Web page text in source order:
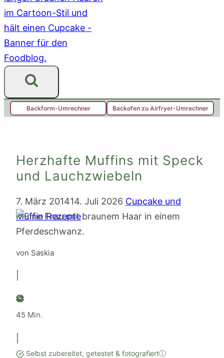
Backform-Umrechner Backofen zu Airfryer-Umrechner
Herzhafte Muffins mit Speck
und Lauchzwiebeln
7. März 201414. Juli 2026 Cupcake und
Muffin Rezepte
von Saskia
45 Minuten
Min.
Selbst zubereitet, getestet & fotografiertⓘ